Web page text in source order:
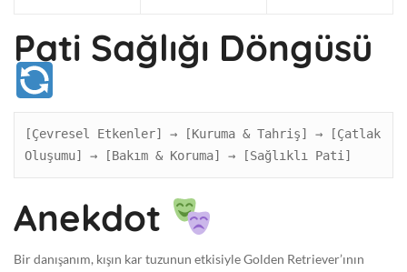
Pati Sağlığı Döngüsü
[Çevresel Etkenler] → [Kuruma & Tahriş] → [Çatlak
Anekdot
Bir danışanım, kışın kar tuzunun etkisiyle Golden Retriever’ının